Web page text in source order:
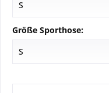
Größe Sporthose: